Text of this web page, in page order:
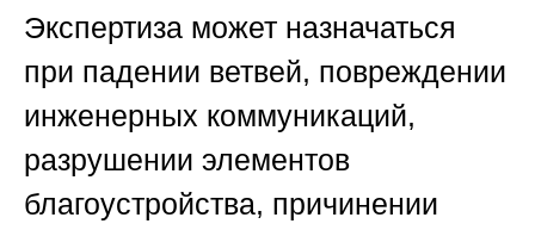
Экспертиза может назначаться
при падении ветвей, повреждении
инженерных коммуникаций,
разрушении элементов
благоустройства, причинении